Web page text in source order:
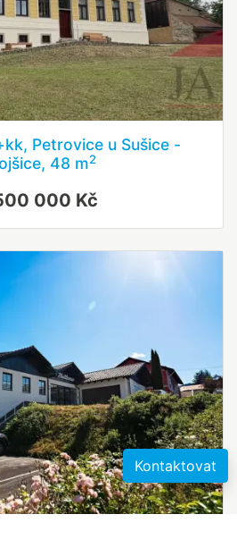
Petrovice u Sušice -
48 m2
000 Kč
Kontaktovat